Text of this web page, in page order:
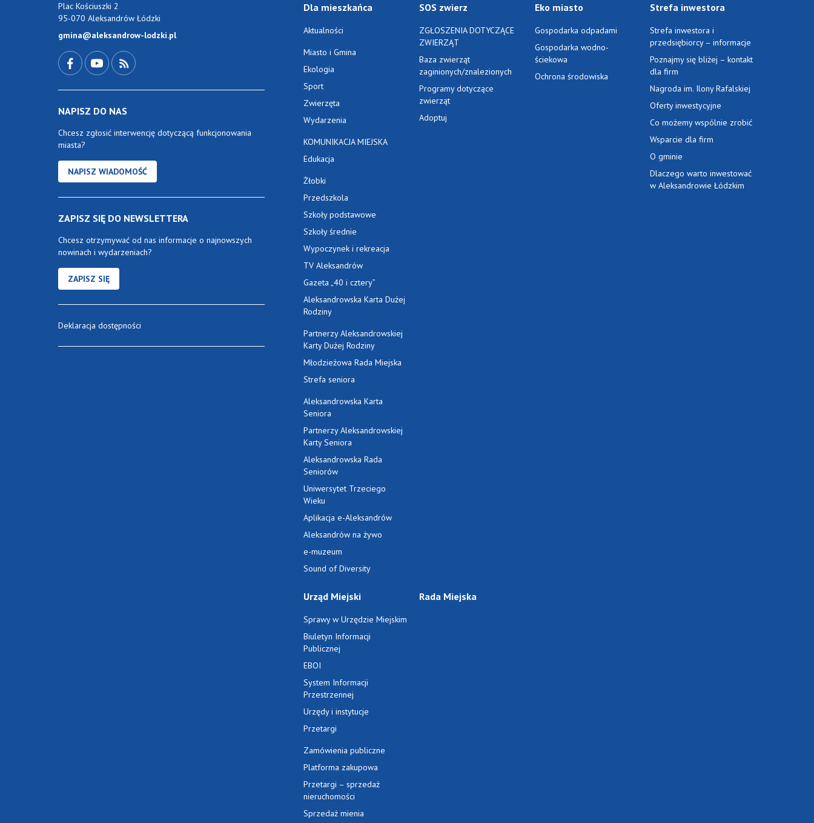
Plac Kościuszki 2
95-070 Aleksandrów Łódzki
gmina@aleksandrow-lodzki.pl
NAPISZ DO NAS
Chcesz zgłosić interwencję dotyczącą funkcjonowania
miasta?
NAPISZ WIADOMOŚĆ
ZAPISZ SIĘ DO NEWSLETTERA
Chcesz otrzymywać od nas informacje o najnowszych
nowinach i wydarzeniach?
ZAPISZ SIĘ
Deklaracja dostępności
Dla mieszkańca
Aktualności
Miasto i Gmina
Ekologia
Sport
Zwierzęta
Wydarzenia
KOMUNIKACJA MIEJSKA
Edukacja
Żłobki
Przedszkola
Szkoły podstawowe
Szkoły średnie
Wypoczynek i rekreacja
TV Aleksandrów
Gazeta „40 i cztery”
Aleksandrowska Karta Dużej
Rodziny
Partnerzy Aleksandrowskiej
Karty Dużej Rodziny
Młodzieżowa Rada Miejska
Strefa seniora
Aleksandrowska Karta
Seniora
Partnerzy Aleksandrowskiej
Karty Seniora
Aleksandrowska Rada
Seniorów
Uniwersytet Trzeciego
Wieku
Aplikacja e-Aleksandrów
Aleksandrów na żywo
e-muzeum
Sound of Diversity
SOS zwierz
ZGŁOSZENIA DOTYCZĄCE
ZWIERZĄT
Baza zwierząt
zaginionych/znalezionych
Programy dotyczące
zwierząt
Adoptuj
Eko miasto
Gospodarka odpadami
Gospodarka wodno-
ściekowa
Ochrona środowiska
Strefa inwestora
Strefa inwestora i
przedsiębiorcy – informacje
Poznajmy się bliżej – kontakt
dla firm
Nagroda im. Ilony Rafalskiej
Oferty inwestycyjne
Co możemy wspólnie zrobić
Wsparcie dla firm
O gminie
Dlaczego warto inwestować
w Aleksandrowie Łódzkim
Urząd Miejski
Sprawy w Urzędzie Miejskim
Biuletyn Informacji
Publicznej
EBOI
System Informacji
Przestrzennej
Urzędy i instytucje
Przetargi
Zamówienia publiczne
Platforma zakupowa
Przetargi – sprzedaż
nieruchomości
Sprzedaż mienia
Rada Miejska